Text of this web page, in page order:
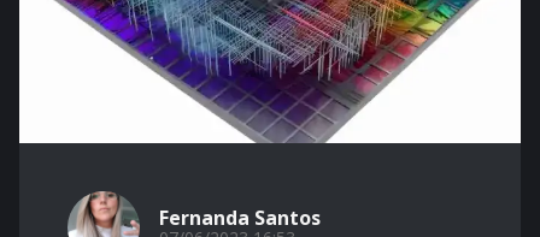
Fernanda Santos